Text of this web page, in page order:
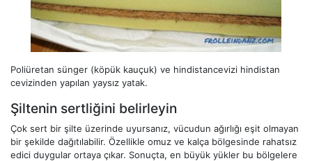
Poliüretan sünger (köpük kauçuk) ve hindistancevizi hindistan
cevizinden yapılan yaysız yatak.
Şiltenin sertliğini belirleyin
Çok sert bir şilte üzerinde uyursanız, vücudun ağırlığı eşit olmayan
bir şekilde dağıtılabilir. Özellikle omuz ve kalça bölgesinde rahatsız
edici duygular ortaya çıkar. Sonuçta, en büyük yükler bu bölgelere